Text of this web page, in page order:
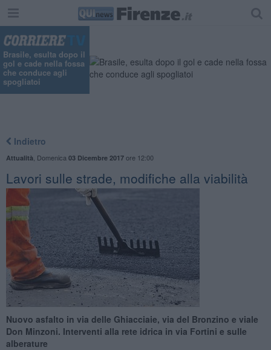
Brasile, esulta dopo il
gol e cade nella fossa
che conduce agli
spogliatoi
Indietro
Attualità Domenica 03 Dicembre 2017ore 12:00
Lavori sulle strade, modifiche alla viabilità
Nuovo asfalto in via delle Ghiacciaie, via del Bronzino e viale
Don Minzoni. Interventi alla rete idrica in via Fortini e sulle
alberature